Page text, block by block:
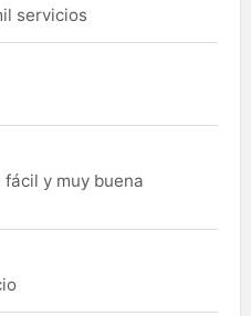
servicios
y muy buena